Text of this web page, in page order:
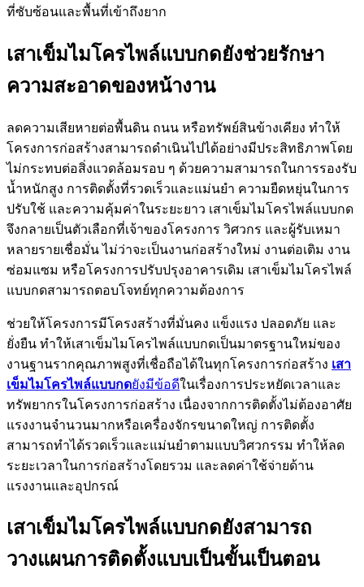
ที่ซับซ้อนและพื้นที่เข้าถึงยาก
เสาเข็มไมโครไพล์แบบกดยังช่วยรักษา
ความสะอาดของหน้างาน
ลดความเสียหายต่อพื้นดิน ถนน หรือทรัพย์สินข้างเคียง ทำให้
โครงการก่อสร้างสามารถดำเนินไปได้อย่างมีประสิทธิภาพโดย
ไม่กระทบต่อสิ่งแวดล้อมรอบ ๆ ด้วยความสามารถในการรองรับ
น้ำหนักสูง การติดตั้งที่รวดเร็วและแม่นยำ ความยืดหยุ่นในการ
ปรับใช้ และความคุ้มค่าในระยะยาว เสาเข็มไมโครไพล์แบบกด
จึงกลายเป็นตัวเลือกที่เจ้าของโครงการ วิศวกร และผู้รับเหมา
หลายรายเชื่อมั่น ไม่ว่าจะเป็นงานก่อสร้างใหม่ งานต่อเติม งาน
ซ่อมแซม หรือโครงการปรับปรุงอาคารเดิม เสาเข็มไมโครไพล์
แบบกดสามารถตอบโจทย์ทุกความต้องการ
ช่วยให้โครงการมีโครงสร้างที่มั่นคง แข็งแรง ปลอดภัย และ
ยั่งยืน ทำให้เสาเข็มไมโครไพล์แบบกดเป็นมาตรฐานใหม่ของ
งานฐานรากคุณภาพสูงที่เชื่อถือได้ในทุกโครงการก่อสร้าง เสา
เข็มไมโครไพล์แบบกดยังมีข้อดีในเรื่องการประหยัดเวลาและ
ทรัพยากรในโครงการก่อสร้าง เนื่องจากการติดตั้งไม่ต้องอาศัย
แรงงานจำนวนมากหรือเครื่องจักรขนาดใหญ่ การติดตั้ง
สามารถทำได้รวดเร็วและแม่นยำตามแบบวิศวกรรม ทำให้ลด
ระยะเวลาในการก่อสร้างโดยรวม และลดค่าใช้จ่ายด้าน
แรงงานและอุปกรณ์
เสาเข็มไมโครไพล์แบบกดยังสามารถ
วางแผนการติดตั้งแบบเป็นขั้นเป็นตอน